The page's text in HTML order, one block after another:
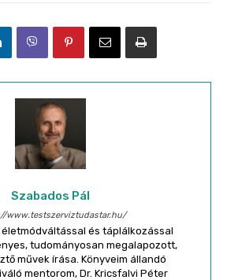
Szabados Pál
www.testszerviztudastar.hu/
életmódváltással és táplálkozással
tudományosan megalapozott,
művek írása. Könyveim állandó
mentorom, Dr. Kricsfalvi Péter